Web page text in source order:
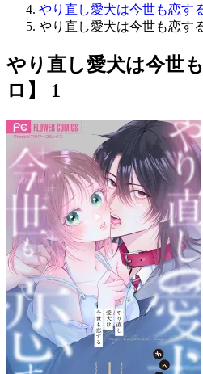
やり直し愛犬は今世も恋す
やり直し愛犬は今世も恋す
やり直し愛犬は今世
ロ】 1